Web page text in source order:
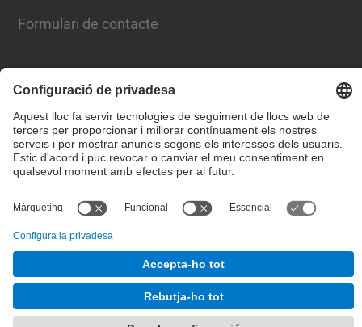
Formulari de contacte
Llista Xarxes Socials
Campus del Baix Llobregat
Mapa del lloc
Accessibilitat
Configuració de privadesa